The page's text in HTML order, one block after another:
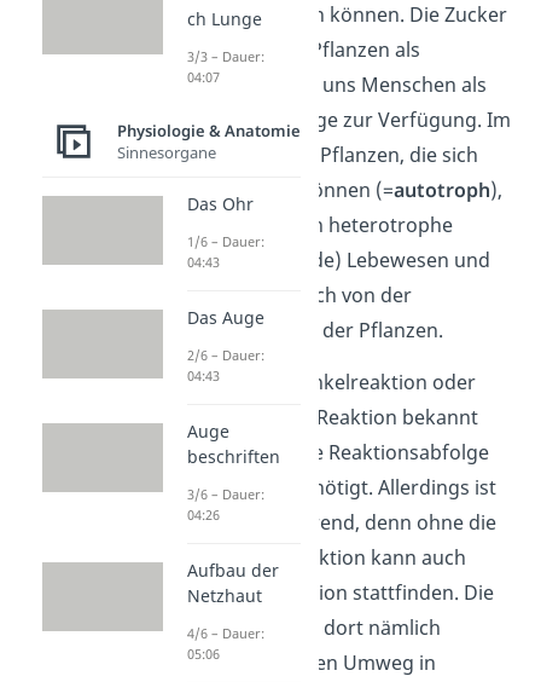
hergestellt werden können. Die Zucker
stehen dann den Pflanzen als
Energiequelle und uns Menschen als
Nahrungsgrundlage zur Verfügung. Im
Gegensatz zu den Pflanzen, die sich
selbst ernähren können (=autotroph),
sind wir Menschen heterotrophe
(=fremdernährende) Lebewesen und
profitieren natürlich von der
Zuckerproduktion der Pflanzen.
Wie der Name Dunkelreaktion oder
lichtunabhängige Reaktion bekannt
gibt, wird für diese Reaktionsabfolge
alsokein Licht
benötigt. Allerdings ist
das etwas irreführend, denn ohne die
vorherige Lichtreaktion kann auch
keine Dunkelreaktion stattfinden. Die
Lichtenergie muss dort nämlich
zunächst über einen Umweg in
ch Lunge
3/3 – Dauer:
04:07
Physiologie & Anatomie
Sinnesorgane
Das Ohr
1/6 – Dauer:
04:43
Das Auge
2/6 – Dauer:
04:43
Auge
beschriften
3/6 – Dauer:
04:26
Aufbau der
Netzhaut
4/6 – Dauer:
05:06